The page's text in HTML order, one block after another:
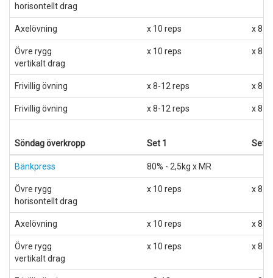
horisontellt drag
Axelövning x 10 reps x 8
Övre rygg
vertikalt drag
x 10 reps x 8
Frivillig övning x 8-12 reps x 8-
Frivillig övning x 8-12 reps x 8-
Söndag överkropp Set 1 Set 2
Bänkpress 80% - 2,5kg x MR
Övre rygg
horisontellt drag
x 10 reps x 8
Axelövning x 10 reps x 8
Övre rygg
vertikalt drag
x 10 reps x 8